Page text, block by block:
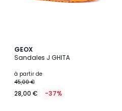
GEOX
Sandales J GHITA
à partir de
45,00 €
28,00 € -37%
5
/
2
Couleurs